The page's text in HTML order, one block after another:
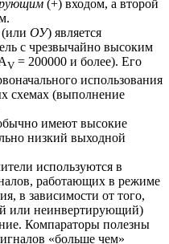
(+) входом, а второй
(или ОУ) является
с чрезвычайно высоким
V = 200000 и более). Его
использования
схемах (выполнение
имеют высокие
низкий выходной
используются в
работающих в режиме
в зависимости от того,
или неинвертирующий)
Компараторы полезны
«больше чем»